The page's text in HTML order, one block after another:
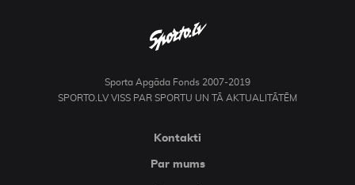
Sporta Apgāda Fonds 2007-2019
SPORTO.LV VISS PAR SPORTU UN TĀ AKTUALITĀTĒM
Kontakti
Par mums